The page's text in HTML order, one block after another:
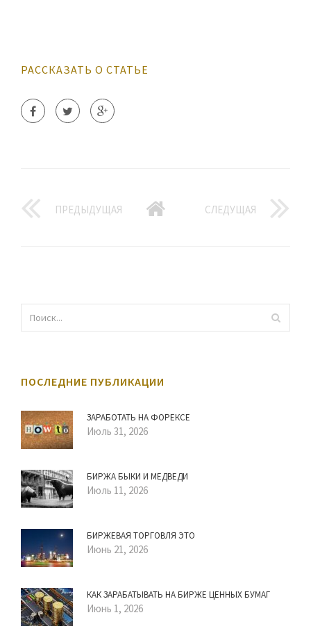
РАССКАЗАТЬ О СТАТЬЕ
ПРЕДЫДУЩАЯ СЛЕДУЩАЯ
ПОСЛЕДНИЕ ПУБЛИКАЦИИ
ЗАРАБОТАТЬ НА ФОРЕКСЕ
Июль 31, 2026
БИРЖА БЫКИ И МЕДВЕДИ
Июль 11, 2026
БИРЖЕВАЯ ТОРГОВЛЯ ЭТО
Июнь 21, 2026
КАК ЗАРАБАТЫВАТЬ НА БИРЖЕ ЦЕННЫХ БУМАГ
Июнь 1, 2026